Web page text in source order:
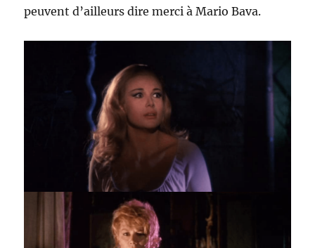
peuvent d’ailleurs dire merci à Mario Bava.